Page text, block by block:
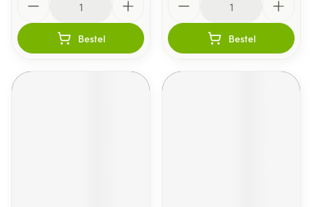
Bestel Bestel